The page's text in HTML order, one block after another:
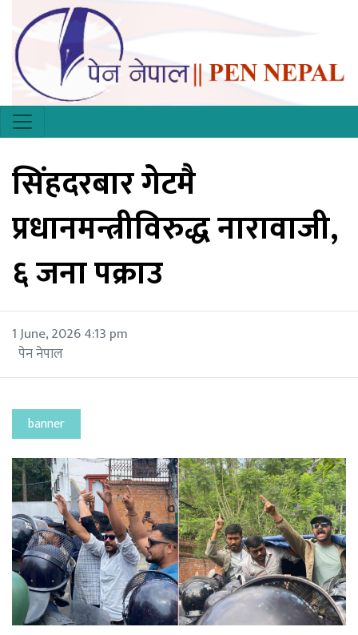
सिंहदरबार गेटमै
प्रधानमन्त्रीविरुद्ध नारावाजी,
६ जना पक्राउ
1 June, 2026 4:13 pm
पेन नेपाल
banner